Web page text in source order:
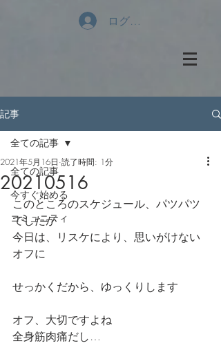
ログイン
記事
全ての記事
今すぐ始める
コミュニティ
全ての記事
20210516
2021年5月16日 読了時間: 1分
このところのスケジュール、パツパツ
でしたが
今日は、リスケにより、思いがけない
オフに
せっかくだから、ゆっくりします
オフ、大切ですよね
全身筋肉痛だし…